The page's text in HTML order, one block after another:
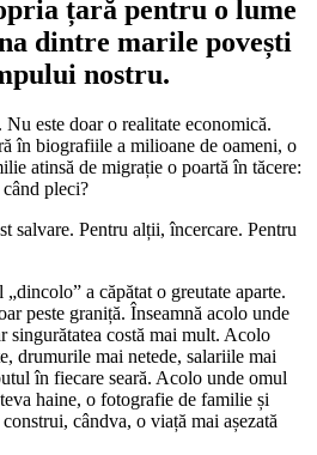
țară pentru o lume
dintre marile povești
nostru.
este doar o realitate economică.
în biografiile a milioane de oameni, o
atinsă de migrație o poartă în tăcere:
pleci?
salvare. Pentru alții, încercare. Pentru
a căpătat o greutate aparte.
peste graniță. Înseamnă acolo unde
singurătatea costă mai mult. Acolo
drumurile mai netede, salariile mai
în fiecare seară. Acolo unde omul
haine, o fotografie de familie și
cândva, o viață mai așezată